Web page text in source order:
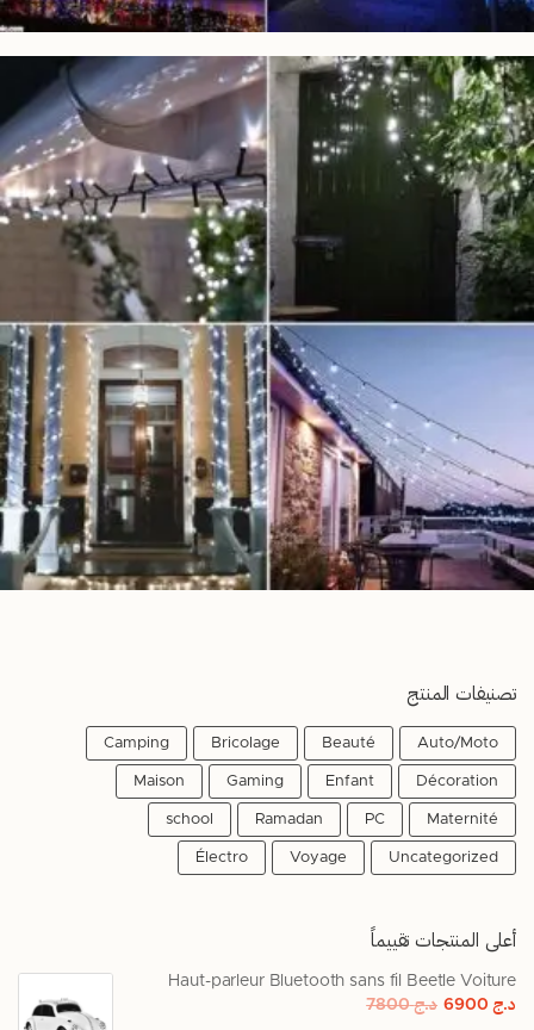
تصنيفات المنتج
Auto/Moto
Beauté
Bricolage
Camping
Décoration
Enfant
Gaming
Maison
Maternité
PC
Ramadan
school
Uncategorized
Voyage
Électro
أعلى المنتجات تقييماً
Haut-parleur Bluetooth sans fil Beetle Voiture
د.ج6900 د.ج7800